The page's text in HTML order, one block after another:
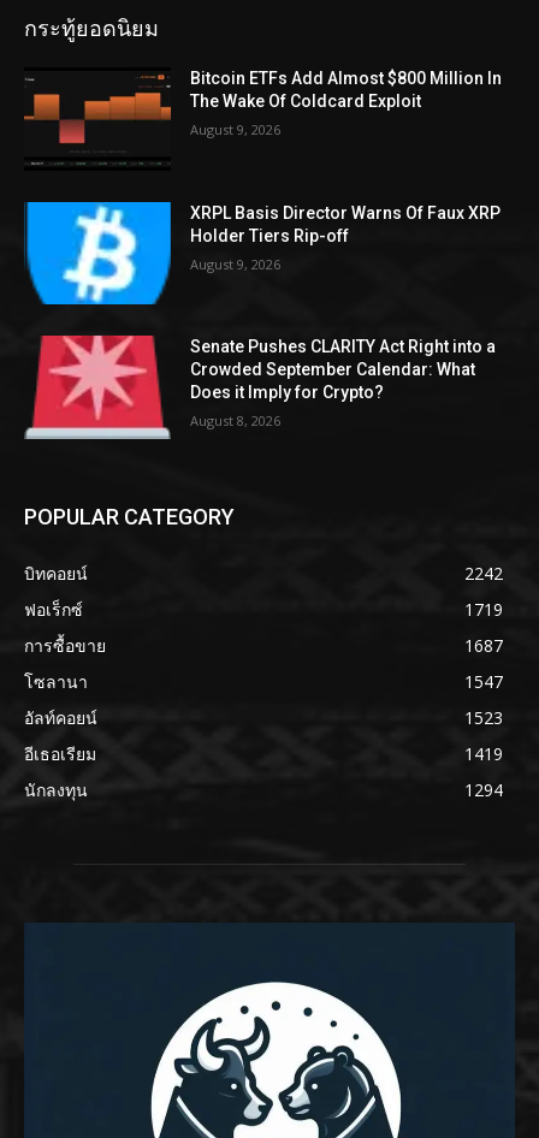
กระทู้ยอดนิยม
Bitcoin ETFs Add Almost $800 Million In
The Wake Of Coldcard Exploit
August 9, 2026
XRPL Basis Director Warns Of Faux XRP
Holder Tiers Rip-off
August 9, 2026
Senate Pushes CLARITY Act Right into a
Crowded September Calendar: What
Does it Imply for Crypto?
August 8, 2026
POPULAR CATEGORY
บิทคอยน์
2242
ฟอเร็กซ์
1719
การซื้อขาย
1687
โซลานา
1547
อัลท์คอยน์
1523
อีเธอเรียม
1419
นักลงทุน
1294